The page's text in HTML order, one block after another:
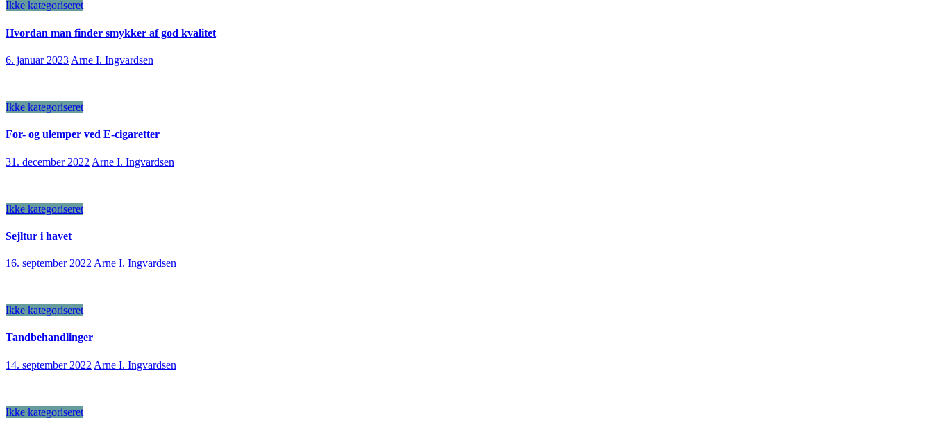
Ikke kategoriseret
Hvordan man finder smykker af god kvalitet
6. januar 2023 Arne I. Ingvardsen
Ikke kategoriseret
For- og ulemper ved E-cigaretter
31. december 2022 Arne I. Ingvardsen
Ikke kategoriseret
Sejltur i havet
16. september 2022 Arne I. Ingvardsen
Ikke kategoriseret
Tandbehandlinger
14. september 2022 Arne I. Ingvardsen
Ikke kategoriseret